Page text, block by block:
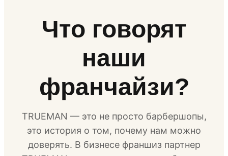
Что говорят
наши
франчайзи?
TRUEMAN — это не просто барбершопы,
это история о том, почему нам можно
доверять. В бизнесе франшиз партнер